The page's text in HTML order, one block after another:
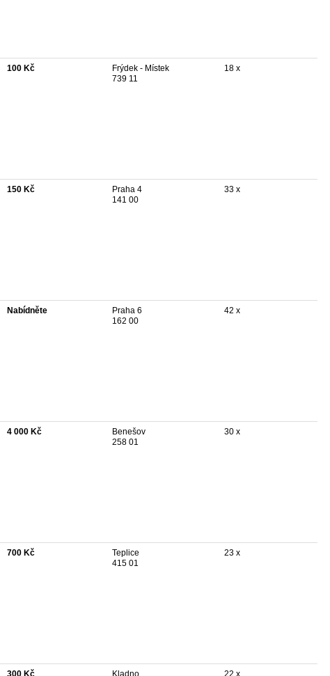
100 Kč
Frýdek - Místek
739 11
18 x
150 Kč
Praha 4
141 00
33 x
Nabídněte
Praha 6
162 00
42 x
4 000 Kč
Benešov
258 01
30 x
700 Kč
Teplice
415 01
23 x
300 Kč
Kladno
22 x